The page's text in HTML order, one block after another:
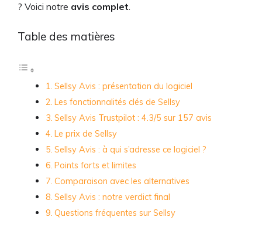
? Voici notre avis complet.
Table des matières
Sellsy Avis : présentation du logiciel
Les fonctionnalités clés de Sellsy
Sellsy Avis Trustpilot : 4.3/5 sur 157 avis
Le prix de Sellsy
Sellsy Avis : à qui s’adresse ce logiciel ?
Points forts et limites
Comparaison avec les alternatives
Sellsy Avis : notre verdict final
Questions fréquentes sur Sellsy